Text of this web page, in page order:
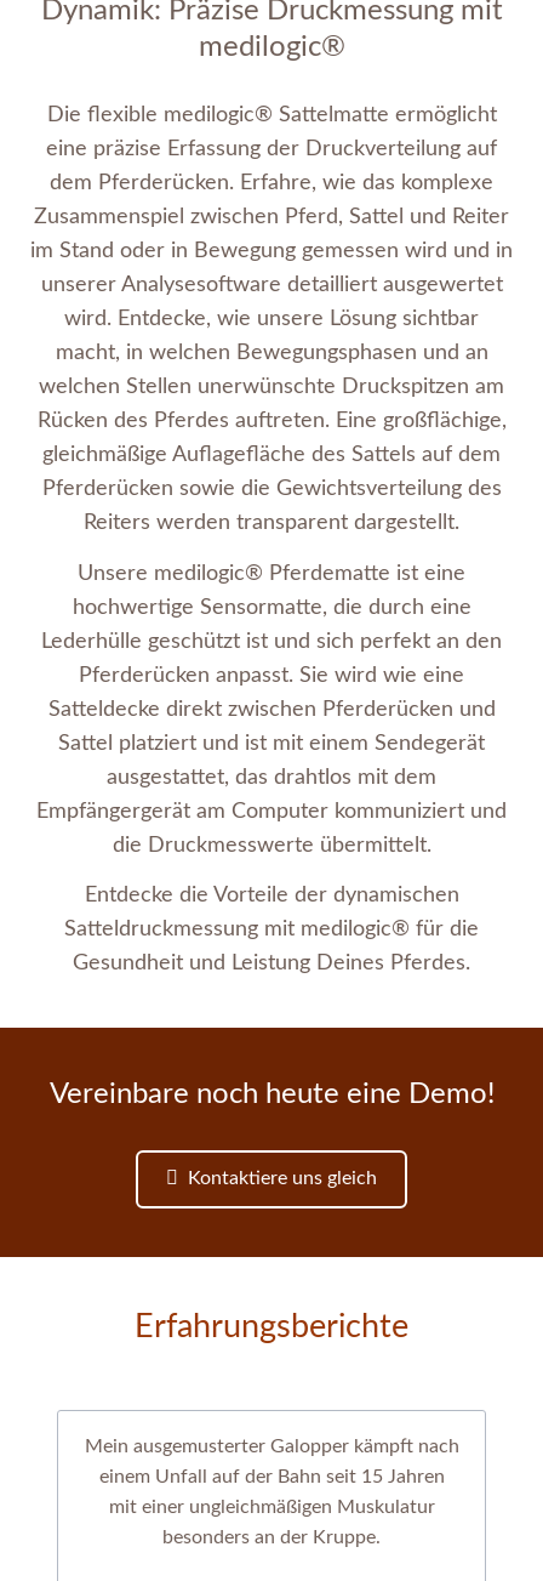
Dynamik: Präzise Druckmessung mit
medilogic®
Die flexible medilogic® Sattelmatte ermöglicht
eine präzise Erfassung der Druckverteilung auf
dem Pferderücken. Erfahre, wie das komplexe
Zusammenspiel zwischen Pferd, Sattel und Reiter
im Stand oder in Bewegung gemessen wird und in
unserer Analysesoftware detailliert ausgewertet
wird. Entdecke, wie unsere Lösung sichtbar
macht, in welchen Bewegungsphasen und an
welchen Stellen unerwünschte Druckspitzen am
Rücken des Pferdes auftreten. Eine großflächige,
gleichmäßige Auflagefläche des Sattels auf dem
Pferderücken sowie die Gewichtsverteilung des
Reiters werden transparent dargestellt.
Unsere medilogic® Pferdematte ist eine
hochwertige Sensormatte, die durch eine
Lederhülle geschützt ist und sich perfekt an den
Pferderücken anpasst. Sie wird wie eine
Satteldecke direkt zwischen Pferderücken und
Sattel platziert und ist mit einem Sendegerät
ausgestattet, das drahtlos mit dem
Empfängergerät am Computer kommuniziert und
die Druckmesswerte übermittelt.
Entdecke die Vorteile der dynamischen
Satteldruckmessung mit medilogic® für die
Gesundheit und Leistung Deines Pferdes.
Vereinbare noch heute eine Demo!
Kontaktiere uns gleich
Erfahrungsberichte
Mein ausgemusterter Galopper kämpft nach
einem Unfall auf der Bahn seit 15 Jahren
mit einer ungleichmäßigen Muskulatur
besonders an der Kruppe.